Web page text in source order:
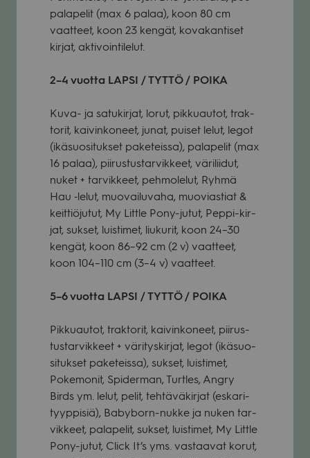
pa­la­pe­lit (max 6 palaa), koon 80 cm
vaat­teet, koon 23 ken­gät, kova­kan­ti­set
kir­jat, akti­voin­ti­le­lut.
2–4 vuotta LAPSI / TYTTÖ / POIKA
Kuva- ja satu­kir­jat, lorut, pik­kuau­tot, trak­
to­rit, kai­vin­ko­neet, junat, pui­set lelut, legot
(ikä­suo­si­tuk­set pake­teissa), pala­pe­lit (max
16 palaa), pii­rus­tus­tar­vik­keet, väri­lii­dut,
nuket + tar­vik­keet, peh­mo­le­lut, Ryhmä
Hau ‑lelut, muo­vai­lu­vaha, muo­vias­tiat &
keit­tiö­ju­tut, My Little Pony-jutut, Peppi-kir­
jat, suk­set, luis­ti­met, liu­ku­rit, koon 24–30
ken­gät, koon 86–92 cm (2 v) vaat­teet,
koon 104–110 cm (3–4 v) vaat­teet.
5–6 vuotta LAPSI / TYTTÖ / POIKA
Pik­kuau­tot, trak­to­rit, kai­vin­ko­neet, pii­rus­
tus­tar­vik­keet + väri­tys­kir­jat, legot (ikä­suo­
si­tuk­set pake­teissa), suk­set, luis­ti­met,
Poke­mo­nit, Spi­der­man, Turt­les, Angry
Birds ym. lelut, pelit, teh­tä­vä­kir­jat (eska­ri­
tyyp­pi­siä), Baby­born-nukke ja nuken tar­
vik­keet, pala­pe­lit, suk­set, luis­ti­met, My Little
Pony-jutut, Click It’s yms. vas­taa­vat korut,